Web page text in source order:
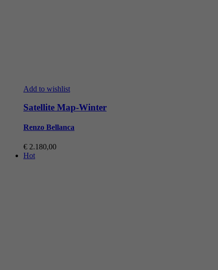
Add to wishlist
Satellite Map-Winter
Renzo Bellanca
€ 2.180,00
Hot